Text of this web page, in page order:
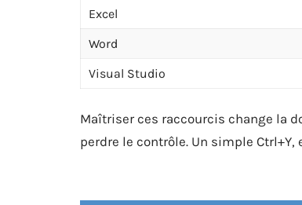
Excel
Word
Visual Studio
Maîtriser ces raccourcis change la
perdre le contrôle. Un simple